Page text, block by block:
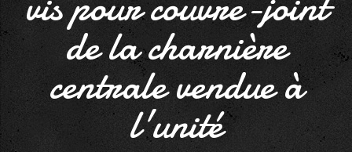
de la charnière
centrale vendue à
l'unité